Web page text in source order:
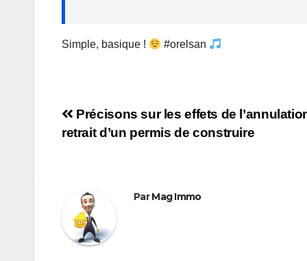
Simple, basique ! #orelsan
Navigation
Précisons sur les effets de
retrait d’un permis de construire
ParMag Immo